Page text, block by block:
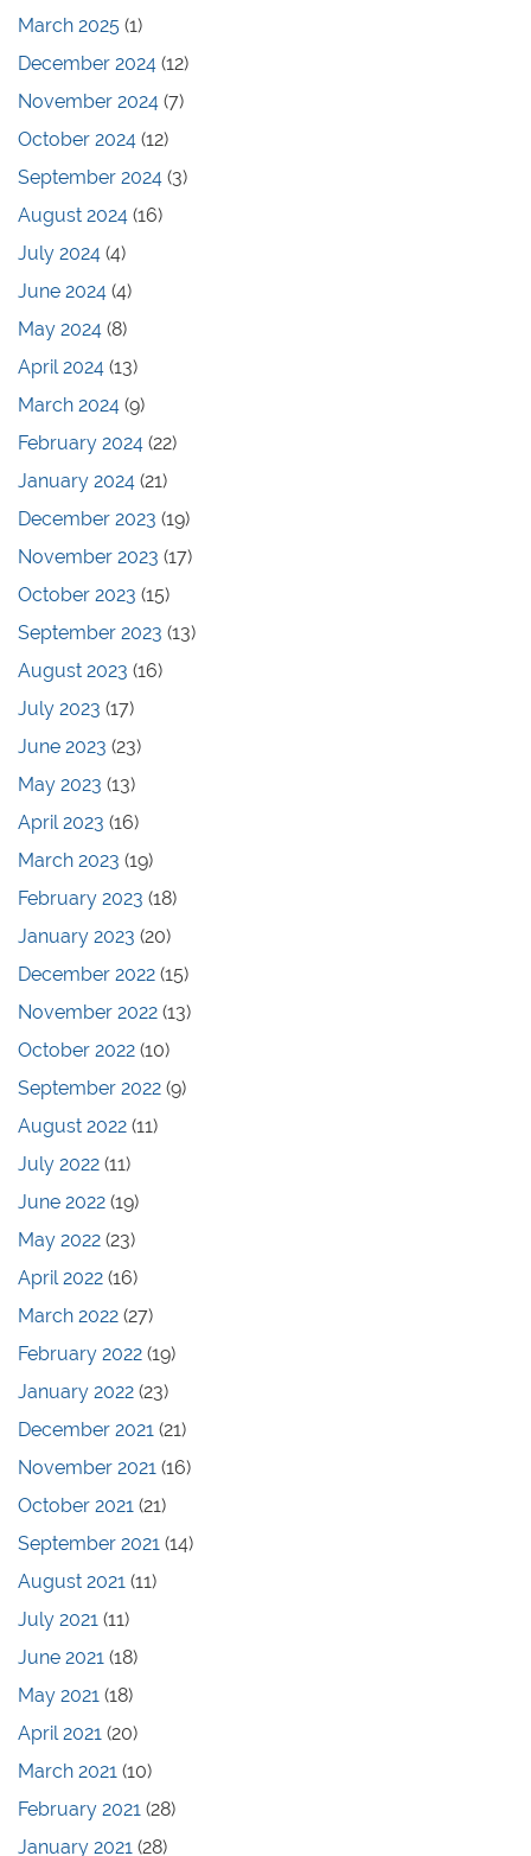
March 2025 (1)
December 2024 (12)
November 2024 (7)
October 2024 (12)
September 2024 (3)
August 2024 (16)
July 2024 (4)
June 2024 (4)
May 2024 (8)
April 2024 (13)
March 2024 (9)
February 2024 (22)
January 2024 (21)
December 2023 (19)
November 2023 (17)
October 2023 (15)
September 2023 (13)
August 2023 (16)
July 2023 (17)
June 2023 (23)
May 2023 (13)
April 2023 (16)
March 2023 (19)
February 2023 (18)
January 2023 (20)
December 2022 (15)
November 2022 (13)
October 2022 (10)
September 2022 (9)
August 2022 (11)
July 2022 (11)
June 2022 (19)
May 2022 (23)
April 2022 (16)
March 2022 (27)
February 2022 (19)
January 2022 (23)
December 2021 (21)
November 2021 (16)
October 2021 (21)
September 2021 (14)
August 2021 (11)
July 2021 (11)
June 2021 (18)
May 2021 (18)
April 2021 (20)
March 2021 (10)
February 2021 (28)
January 2021 (28)